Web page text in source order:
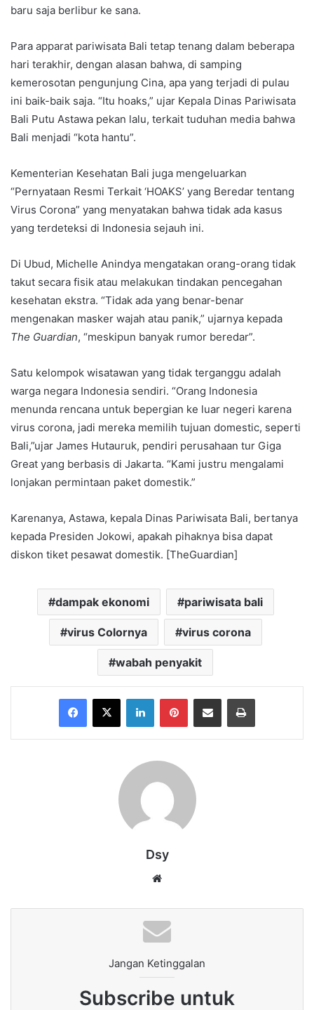
baru saja berlibur ke sana.
Para apparat pariwisata Bali tetap tenang dalam beberapa
hari terakhir, dengan alasan bahwa, di samping
kemerosotan pengunjung Cina, apa yang terjadi di pulau
ini baik-baik saja. “Itu hoaks,” ujar Kepala Dinas Pariwisata
Bali Putu Astawa pekan lalu, terkait tuduhan media bahwa
Bali menjadi “kota hantu”.
Kementerian Kesehatan Bali juga mengeluarkan
“Pernyataan Resmi Terkait ‘HOAKS’ yang Beredar tentang
Virus Corona” yang menyatakan bahwa tidak ada kasus
yang terdeteksi di Indonesia sejauh ini.
Di Ubud, Michelle Anindya mengatakan orang-orang tidak
takut secara fisik atau melakukan tindakan pencegahan
kesehatan ekstra. “Tidak ada yang benar-benar
mengenakan masker wajah atau panik,” ujarnya kepada
The Guardian, “meskipun banyak rumor beredar”.
Satu kelompok wisatawan yang tidak terganggu adalah
warga negara Indonesia sendiri. “Orang Indonesia
menunda rencana untuk bepergian ke luar negeri karena
virus corona, jadi mereka memilih tujuan domestic, seperti
Bali,”ujar James Hutauruk, pendiri perusahaan tur Giga
Great yang berbasis di Jakarta. “Kami justru mengalami
lonjakan permintaan paket domestik.”
Karenanya, Astawa, kepala Dinas Pariwisata Bali, bertanya
kepada Presiden Jokowi, apakah pihaknya bisa dapat
diskon tiket pesawat domestik. [TheGuardian]
dampak ekonomi pariwisata bali
virus Colornya virus corona
wabah penyakit
Facebook
X LinkedInPinterestShare via Email Print
Dsy
Jangan Ketinggalan
Subscribe untuk